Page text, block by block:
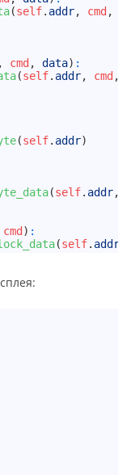
(self. addr, cmd ,
, cmd , data) :
(self. addr, cmd ,
(self. addr)
(self. addr,
cmd ) :
(self. addr